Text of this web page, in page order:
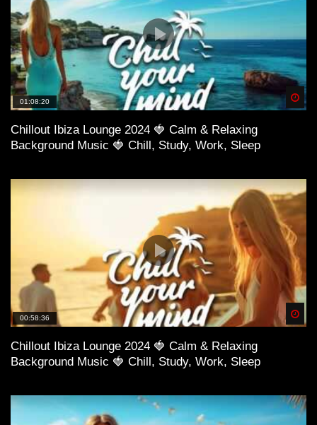
01:08:20
Chillout Ibiza Lounge 2024 🍓 Calm & Relaxing
Background Music 🍓 Chill, Study, Work, Sleep
00:58:36
Chillout Ibiza Lounge 2024 🍓 Calm & Relaxing
Background Music 🍓 Chill, Study, Work, Sleep